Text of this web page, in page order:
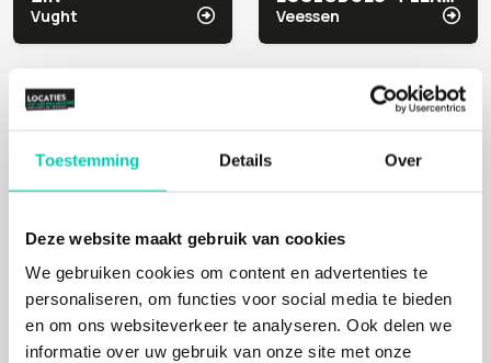
Toestemming Details Over
Deze website maakt gebruik van cookies
We gebruiken cookies om content en advertenties te
personaliseren, om functies voor social media te bieden
en om ons websiteverkeer te analyseren. Ook delen we
informatie over uw gebruik van onze site met onze
Vught Veessen
Mens
MEETERS
Mens, Cultuur, Natuur